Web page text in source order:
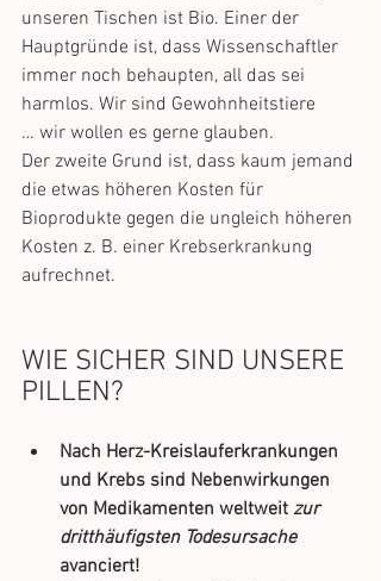
unseren Tischen ist Bio. Einer der
Hauptgründe ist, dass Wissenschaftler
immer noch behaupten, all das sei
harmlos. Wir sind Gewohnheitstiere
… wir wollen es gerne glauben.
Der zweite Grund ist, dass kaum jemand
die etwas höheren Kosten für
Bioprodukte gegen die ungleich höheren
Kosten z. B. einer Krebserkrankung
aufrechnet.
WIE SICHER SIND UNSERE
PILLEN?
Nach Herz-Kreislauferkrankungen
und Krebs sind Nebenwirkungen
von Medikamenten weltweit zur
dritthäufigsten Todesursache
avanciert!